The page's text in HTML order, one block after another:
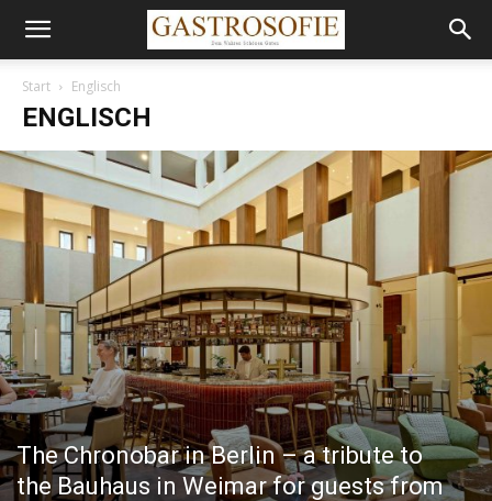
Start Englisch
ENGLISCH
The Chronobar in Berlin – a tribute to
the Bauhaus in Weimar for guests from